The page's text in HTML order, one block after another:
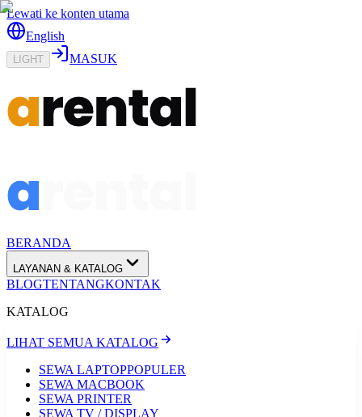
Lewati ke konten utama
English
LIGHT MASUK
BERANDA
LAYANAN & KATALOG
BLOGTENTANGKONTAK
KATALOG
LIHAT SEMUA KATALOG
SEWA LAPTOPPOPULER
SEWA MACBOOK
SEWA PRINTER
SEWA TV / DISPLAY